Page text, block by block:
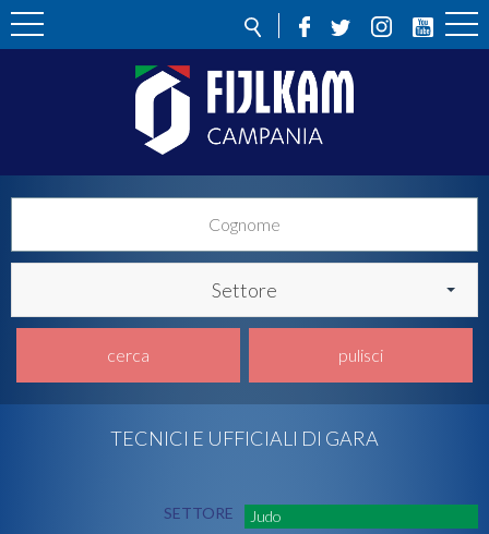
Settore
cerca pulisci
TECNICI E UFFICIALI DI GARA
SETTORE
Judo